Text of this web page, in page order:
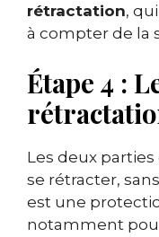
rétractation,
à compter de la
Étape 4 :
Les deux
se rétracter,
est une
notamment